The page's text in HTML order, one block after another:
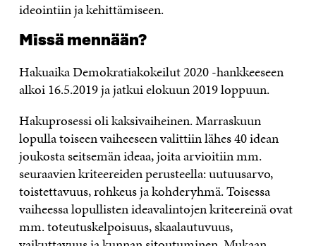
ideointiin ja kehittämiseen.
Missä mennään?
Hakuaika Demokratiakokeilut 2020 -hankkeeseen
alkoi 16.5.2019 ja jatkui elokuun 2019 loppuun.
Hakuprosessi oli kaksivaiheinen. Marraskuun
lopulla toiseen vaiheeseen valittiin lähes 40 idean
joukosta seitsemän ideaa, joita arvioitiin mm.
seuraavien kriteereiden perusteella: uutuusarvo,
toistettavuus, rohkeus ja kohderyhmä. Toisessa
vaiheessa lopullisten ideavalintojen kriteereinä ovat
mm. toteutuskelpoisuus, skaalautuvuus,